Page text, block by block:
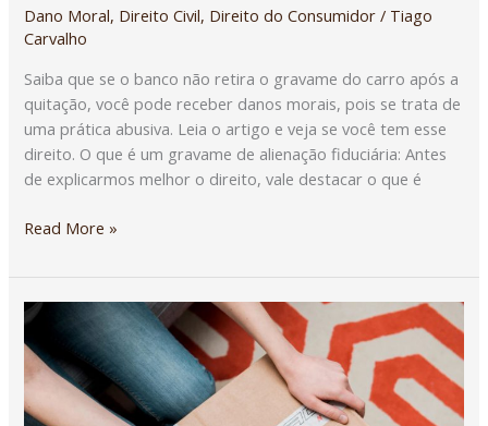
Dano Moral, Direito Civil, Direito do Consumidor / Tiago
Carvalho
Saiba que se o banco não retira o gravame do carro após a
quitação, você pode receber danos morais, pois se trata de
uma prática abusiva. Leia o artigo e veja se você tem esse
direito. O que é um gravame de alienação fiduciária: Antes
de explicarmos melhor o direito, vale destacar o que é
Read More »
PRODUTO
COM
DEFEITOS
QUAIS
OS